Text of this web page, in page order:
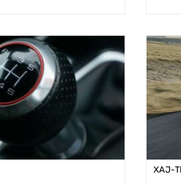
ХАЈ-